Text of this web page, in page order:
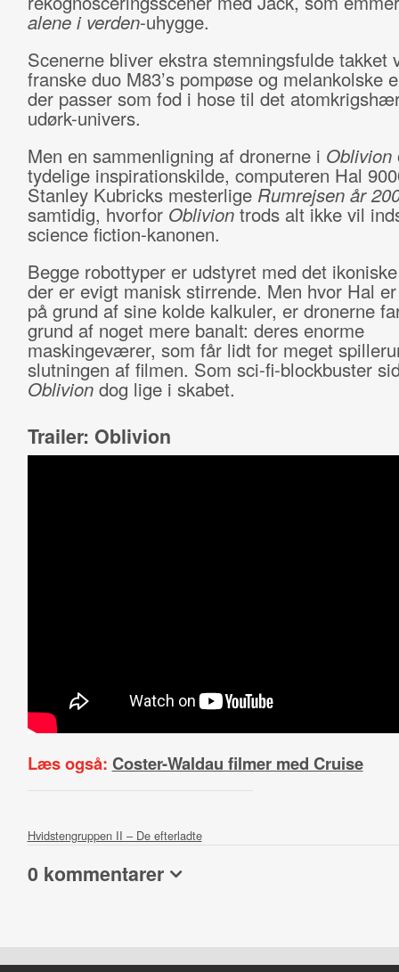
alene i verden-uhygge.
Scenerne bliver ekstra stemningsfulde takket
franske duo M83’s pompøse og melankolske
der passer som fod i hose til det
udørk-univers.
Men en sammenligning af dronerne i Oblivion
tydelige inspirationskilde, computeren Hal
Stanley Kubricks mesterlige Rumrejsen år
samtidig, hvorfor Obliviontrods alt ikke vil
science fiction-kanonen.
Begge robottyper er udstyret med det
der er evigt manisk stirrende. Men hvor Hal
på grund af sine kolde kalkuler, er dronerne
grund af noget mere banalt: deres enorme
maskingeværer, som får lidt for meget
slutningen af filmen. Som sci-fi-blockbuster
Oblivion dog lige i skabet.
Trailer: Oblivion
Læs også: Coster-Waldau filmer med Cruise
Hvidstengruppen II – De efterladte
0 kommentarer